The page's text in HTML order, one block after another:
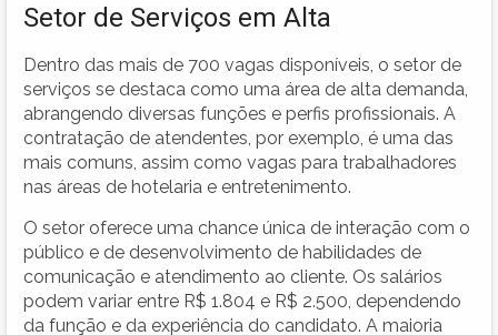
Setor de Serviços em Alta
Dentro das mais de 700 vagas disponíveis, o setor de
serviços se destaca como uma área de alta demanda,
abrangendo diversas funções e perfis profissionais. A
contratação de atendentes, por exemplo, é uma das
mais comuns, assim como vagas para trabalhadores
nas áreas de hotelaria e entretenimento.
O setor oferece uma chance única de interação com o
público e de desenvolvimento de habilidades de
comunicação e atendimento ao cliente. Os salários
podem variar entre R$ 1.804 e R$ 2.500, dependendo
da função e da experiência do candidato. A maioria